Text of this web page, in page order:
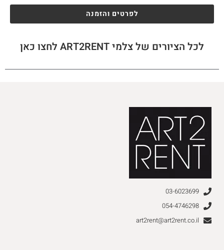
לפרטים והזמנה
לכל הציורים של צלמי ART2RENT לחצו כאן
03-6023699
054-4746298
art2rent@art2rent.co.il